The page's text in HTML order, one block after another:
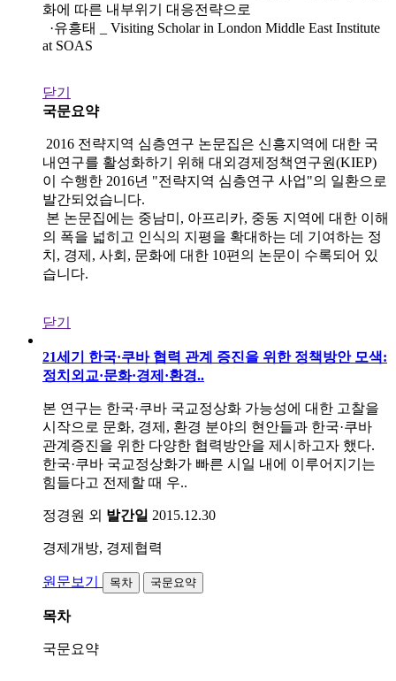
화에 따른 내부위기 대응전략으로
·유흥태 _ Visiting Scholar in London Middle East Institute
at SOAS
닫기
국문요약
2016 전략지역 심층연구 논문집은 신흥지역에 대한 국
내연구를 활성화하기 위해 대외경제정책연구원(KIEP)
이 수행한 2016년 "전략지역 심층연구 사업"의 일환으로
발간되었습니다.
본 논문집에는 중남미, 아프리카, 중동 지역에 대한 이해
의 폭을 넓히고 인식의 지평을 확대하는 데 기여하는 정
치, 경제, 사회, 문화에 대한 10편의 논문이 수록되어 있
습니다.
닫기
21세기 한국·쿠바 협력 관계 증진을 위한 정책방안 모색:
정치외교·문화·경제·환경..
본 연구는 한국·쿠바 국교정상화 가능성에 대한 고찰을
시작으로 문화, 경제, 환경 분야의 현안들과 한국·쿠바
관계증진을 위한 다양한 협력방안을 제시하고자 했다.
한국·쿠바 국교정상화가 빠른 시일 내에 이루어지기는
힘들다고 전제할 때 우..
정경원 외 발간일 2015.12.30
경제개방, 경제협력
원문보기 목차 국문요약
목차
국문요약